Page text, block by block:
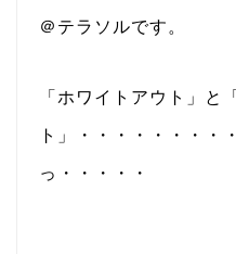
＠テラソルです。
「ホワイトアウト」と
ト」・・・・・・・・
っ・・・・・